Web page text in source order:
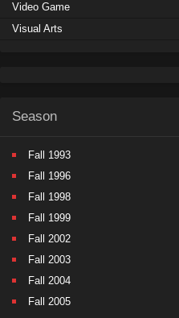
Video Game
Visual Arts
Season
Fall 1993
Fall 1996
Fall 1998
Fall 1999
Fall 2002
Fall 2003
Fall 2004
Fall 2005